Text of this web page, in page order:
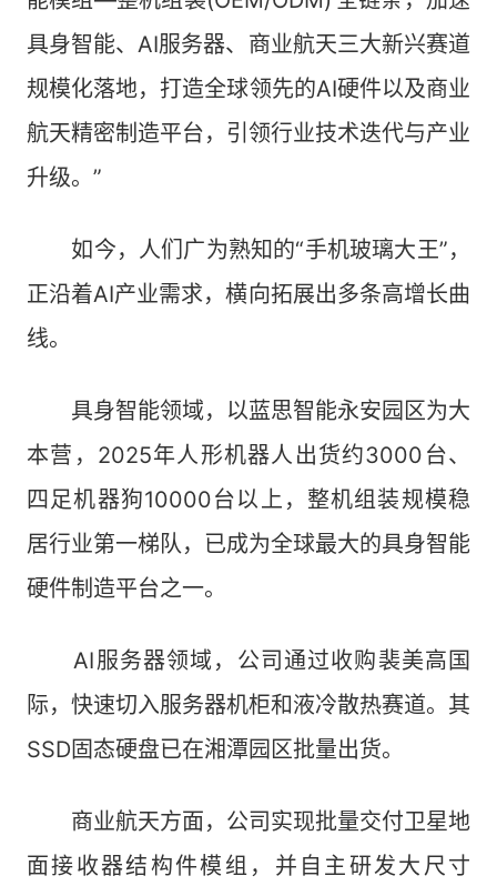
具身智能、AI服务器、商业航天三大新兴赛道
规模化落地，打造全球领先的AI硬件以及商业
航天精密制造平台，引领行业技术迭代与产业
升级。”
如今，人们广为熟知的“手机玻璃大王”，
正沿着AI产业需求，横向拓展出多条高增长曲
线。
具身智能领域，以蓝思智能永安园区为大
本营，2025年人形机器人出货约3000台、
四足机器狗10000台以上，整机组装规模稳
居行业第一梯队，已成为全球最大的具身智能
硬件制造平台之一。
AI服务器领域，公司通过收购裴美高国
际，快速切入服务器机柜和液冷散热赛道。其
SSD固态硬盘已在湘潭园区批量出货。
商业航天方面，公司实现批量交付卫星地
面接收器结构件模组，并自主研发大尺寸